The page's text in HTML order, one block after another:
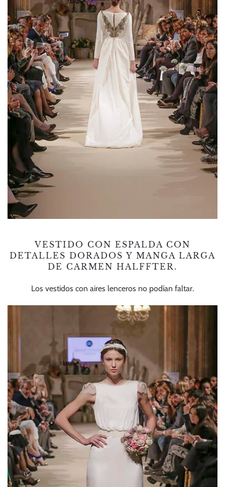
VESTIDO CON ESPALDA CON
DETALLES DORADOS Y MANGA LARGA
DE CARMEN HALFFTER.
Los vestidos con aires lenceros no podían faltar.